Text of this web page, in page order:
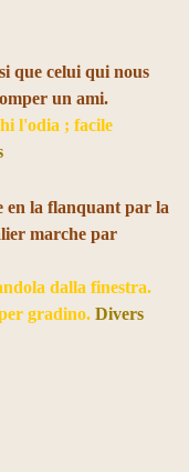
que celui qui nous
un ami.
l'odia ; facile
en la flanquant par la
marche par
dalla finestra.
gradino. Divers